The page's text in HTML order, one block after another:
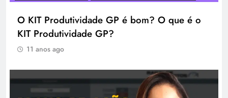
O KIT Produtividade GP é bom? O que é o
KIT Produtividade GP?
11 anos ago